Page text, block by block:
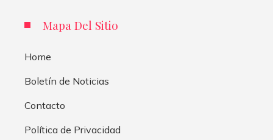
Mapa Del Sitio
Home
Boletín de Noticias
Contacto
Política de Privacidad